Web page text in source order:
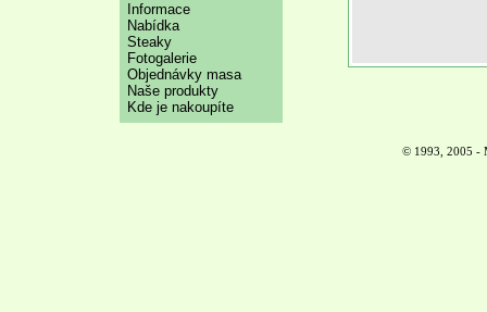
Informace
Nabídka
Steaky
Fotogalerie
Objednávky masa
Naše produkty
Kde je nakoupíte
© 1993, 2005 -